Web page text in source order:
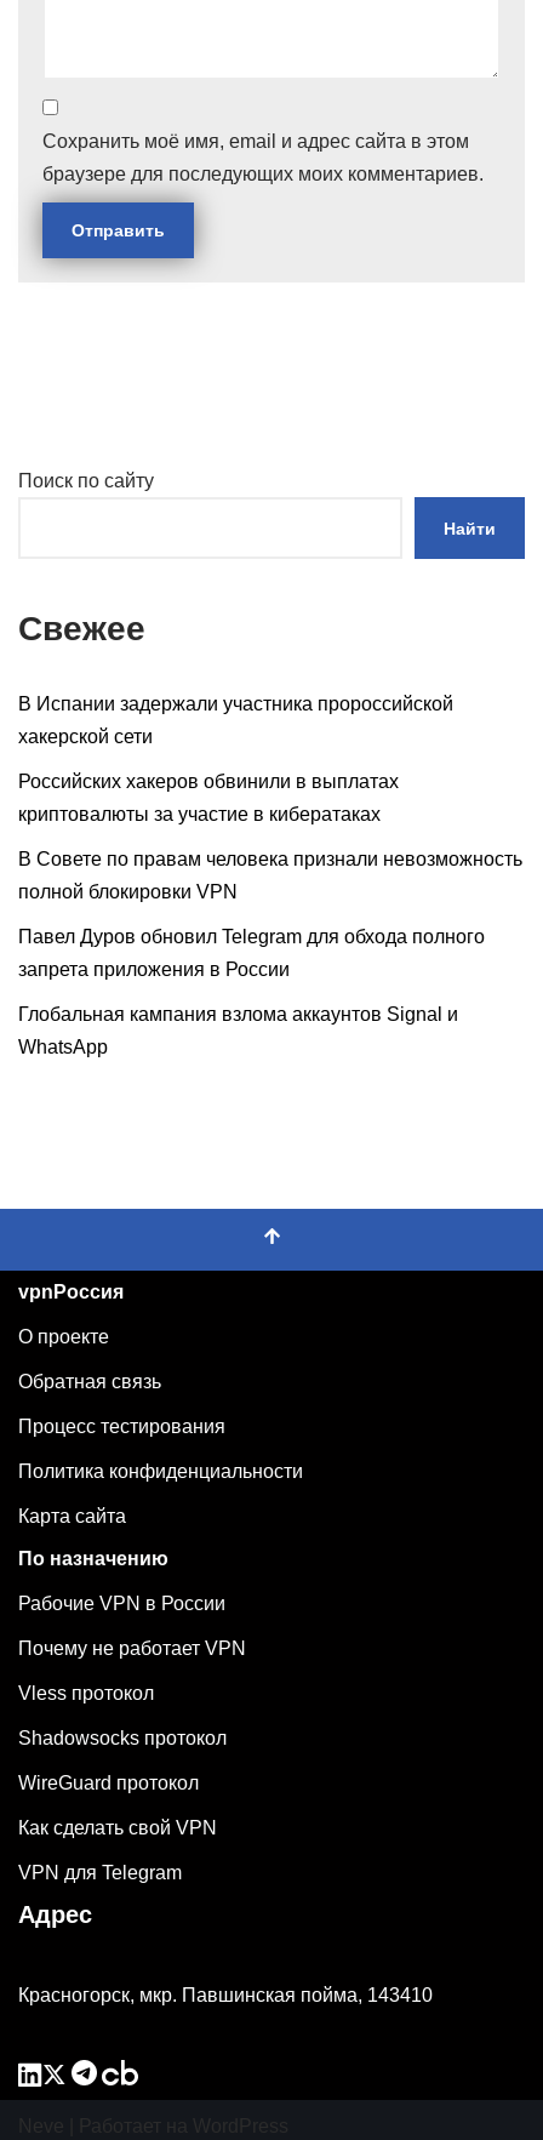
Сохранить моё имя, email и адрес сайта в этом
браузере для последующих моих комментариев.
Поиск по сайту
Найти
Свежее
В Испании задержали участника пророссийской
хакерской сети
Российских хакеров обвинили в выплатах
криптовалюты за участие в кибератаках
В Совете по правам человека признали невозможность
полной блокировки VPN
Павел Дуров обновил Telegram для обхода полного
запрета приложения в России
Глобальная кампания взлома аккаунтов Signal и
WhatsApp
vpnРоссия
О проекте
Обратная связь
Процесс тестирования
Политика конфиденциальности
Карта сайта
По назначению
Рабочие VPN в России
Почему не работает VPN
Vless протокол
Shadowsocks протокол
WireGuard протокол
Как сделать свой VPN
VPN для Telegram
Адрес
Красногорск, мкр. Павшинская пойма, 143410
Neve | Работает на WordPress